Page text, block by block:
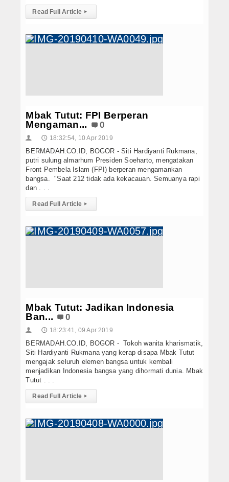
Read Full Article ▸
Mbak Tutut: FPI Berperan
Mengaman...
0
👤 🕔 18:32:54, 10 Apr 2019
BERMADAH.CO.ID, BOGOR - Siti Hardiyanti Rukmana,
putri sulung almarhum Presiden Soeharto, mengatakan
Front Pembela Islam (FPI) berperan mengamankan
bangsa. "Saat 212 tidak ada kekacauan. Semuanya rapi
dan . . .
Read Full Article ▸
Mbak Tutut: Jadikan Indonesia
Ban...
0
👤 🕔 18:23:41, 09 Apr 2019
BERMADAH.CO.ID, BOGOR - Tokoh wanita kharismatik,
Siti Hardiyanti Rukmana yang kerap disapa Mbak Tutut
mengajak seluruh elemen bangsa untuk kembali
menjadikan Indonesia bangsa yang dihormati dunia. Mbak
Tutut . . .
Read Full Article ▸